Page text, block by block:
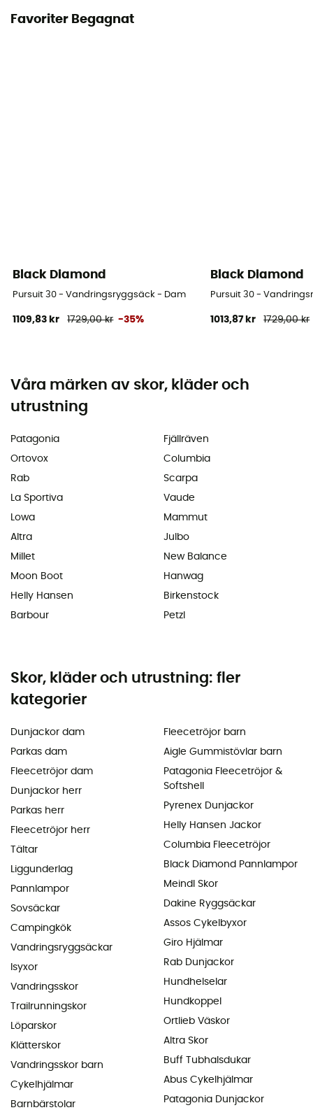
Favoriter Begagnat
Black Diamond
Pursuit 30 - Vandringsryggsäck - Dam
1109,83 kr 1729,00 kr -35%
Black Diamond
Pursuit 30 -
1013,87 kr 1729,00 kr
Våra märken av skor, kläder och
utrustning
Patagonia
Ortovox
Rab
La Sportiva
Lowa
Altra
Millet
Moon Boot
Helly Hansen
Barbour
Fjällräven
Columbia
Scarpa
Vaude
Mammut
Julbo
New Balance
Hanwag
Birkenstock
Petzl
Skor, kläder och utrustning: fler
kategorier
Dunjackor dam
Parkas dam
Fleecetröjor dam
Dunjackor herr
Parkas herr
Fleecetröjor herr
Tältar
Liggunderlag
Pannlampor
Sovsäckar
Campingkök
Vandringsryggsäckar
Isyxor
Vandringsskor
Trailrunningskor
Löparskor
Klätterskor
Vandringsskor barn
Cykelhjälmar
Barnbärstolar
Fleecetröjor barn
Aigle Gummistövlar barn
Patagonia Fleecetröjor &
Softshell
Pyrenex Dunjackor
Helly Hansen Jackor
Columbia Fleecetröjor
Black Diamond Pannlampor
Meindl Skor
Dakine Ryggsäckar
Assos Cykelbyxor
Giro Hjälmar
Rab Dunjackor
Hundhelselar
Hundkoppel
Ortlieb Väskor
Altra Skor
Buff Tubhalsdukar
Abus Cykelhjälmar
Patagonia Dunjackor